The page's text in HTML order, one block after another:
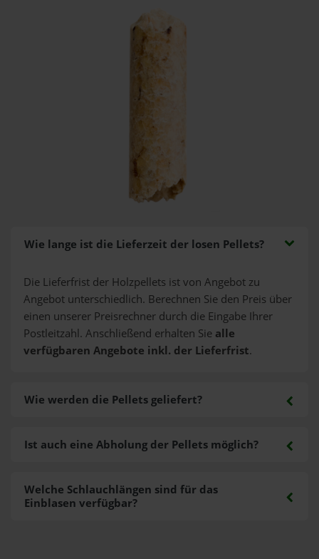
Wie lange ist die Lieferzeit der losen Pellets?
Die Lieferfrist der Holzpellets ist von Angebot zu
Angebot unterschiedlich. Berechnen Sie den Preis über
einen unserer Preisrechner durch die Eingabe Ihrer
Postleitzahl. Anschließend erhalten Sie alle
verfügbaren Angebote inkl. der Lieferfrist.
Wie werden die Pellets geliefert?
Ist auch eine Abholung der Pellets möglich?
Welche Schlauchlängen sind für das
Einblasen verfügbar?